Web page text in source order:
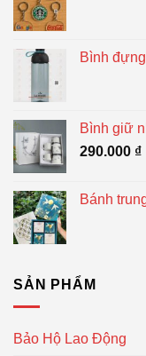
Bình
Bình giữ
290.000 ₫
Bánh
SẢN PHẨM
Bảo Hộ Lao Động